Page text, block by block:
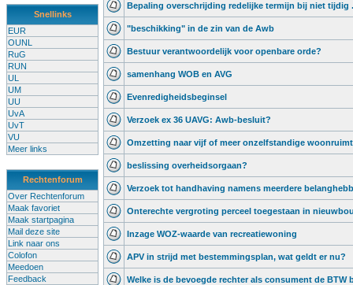
Snellinks
EUR
OUNL
RuG
RUN
UL
UM
UU
UvA
UvT
VU
Meer links
Rechtenforum
Over Rechtenforum
Maak favoriet
Maak startpagina
Mail deze site
Link naar ons
Colofon
Meedoen
Feedback
Bepaling overschrijding redelijke termijn bij niet tijdig
"beschikking" in de zin van de Awb
Bestuur verantwoordelijk voor openbare orde?
samenhang WOB en AVG
Evenredigheidsbeginsel
Verzoek ex 36 UAVG: Awb-besluit?
Omzetting naar vijf of meer onzelfstandige
beslissing overheidsorgaan?
Verzoek tot handhaving namens meerdere
Onterechte vergroting perceel toegestaan in
Inzage WOZ-waarde van recreatiewoning
APV in strijd met bestemmingsplan, wat geldt er nu?
Welke is de bevoegde rechter als consument de BTW